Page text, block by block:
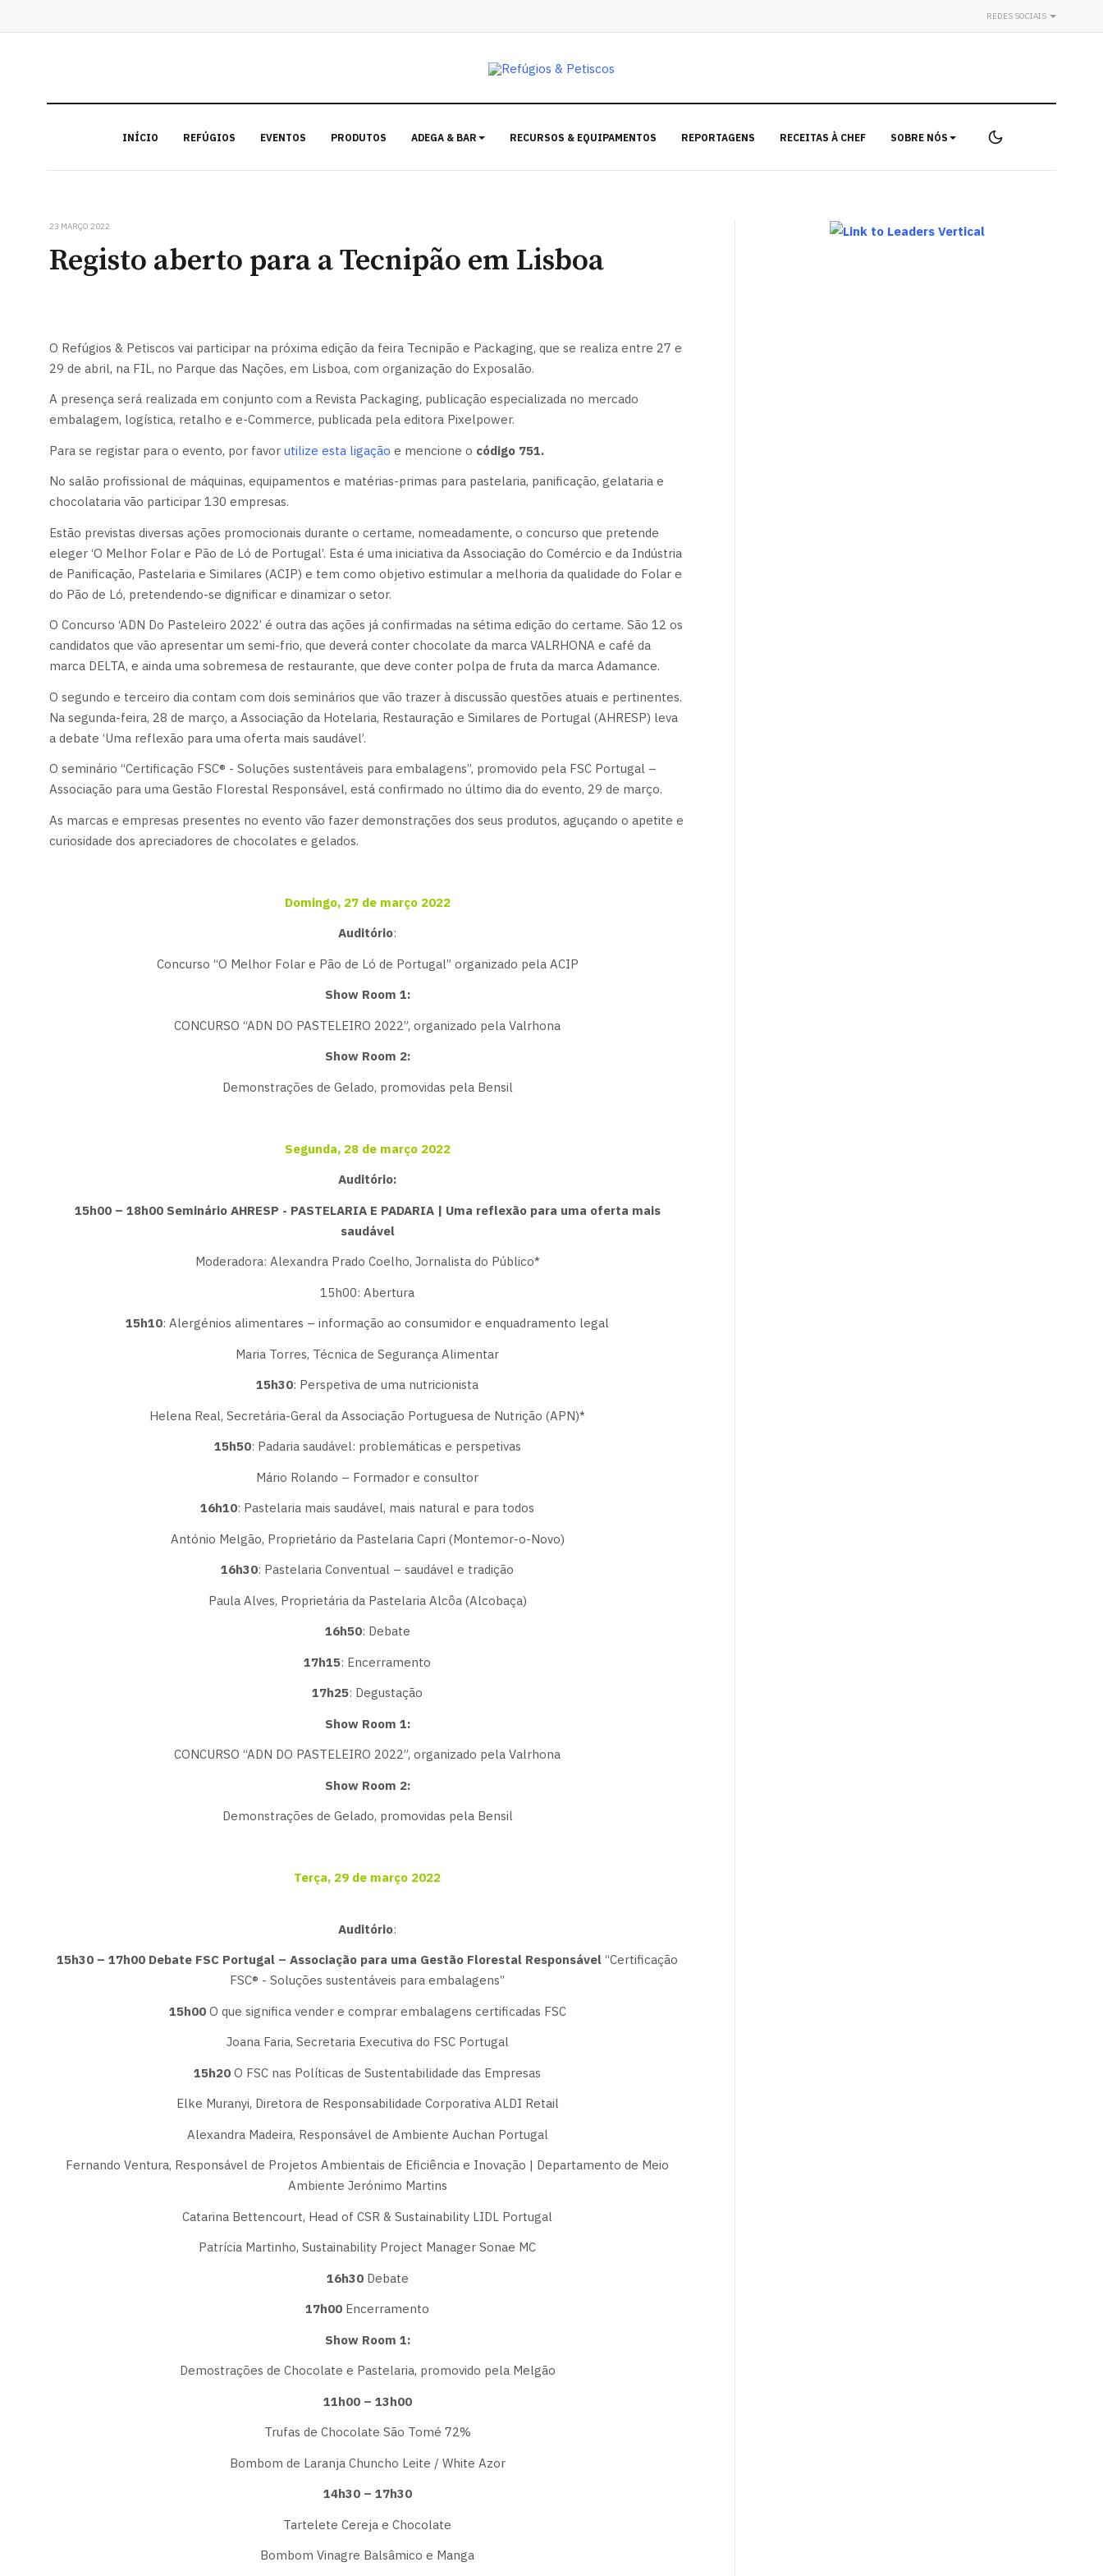
REDES SOCIAIS
INÍCIO REFÚGIOS EVENTOS PRODUTOS ADEGA & BAR RECURSOS & EQUIPAMENTOS REPORTAGENS RECEITAS À CHEF SOBRE NÓS
23 MARÇO 2022
Registo aberto para a Tecnipão em Lisboa
O Refúgios & Petiscos vai participar na próxima edição da feira Tecnipão e Packaging, que se realiza entre 27 e
29 de abril, na FIL, no Parque das Nações, em Lisboa, com organização do Exposalão.
A presença será realizada em conjunto com a Revista Packaging, publicação especializada no mercado
embalagem, logística, retalho e e-Commerce, publicada pela editora Pixelpower.
Para se registar para o evento, por favor utilize esta ligação e mencione o código 751.
No salão profissional de máquinas, equipamentos e matérias-primas para pastelaria, panificação, gelataria e
chocolataria vão participar 130 empresas.
Estão previstas diversas ações promocionais durante o certame, nomeadamente, o concurso que pretende
eleger ‘O Melhor Folar e Pão de Ló de Portugal’. Esta é uma iniciativa da Associação do Comércio e da Indústria
de Panificação, Pastelaria e Similares (ACIP) e tem como objetivo estimular a melhoria da qualidade do Folar e
do Pão de Ló, pretendendo-se dignificar e dinamizar o setor.
O Concurso ‘ADN Do Pasteleiro 2022’ é outra das ações já confirmadas na sétima edição do certame. São 12 os
candidatos que vão apresentar um semi-frio, que deverá conter chocolate da marca VALRHONA e café da
marca DELTA, e ainda uma sobremesa de restaurante, que deve conter polpa de fruta da marca Adamance.
O segundo e terceiro dia contam com dois seminários que vão trazer à discussão questões atuais e pertinentes.
Na segunda-feira, 28 de março, a Associação da Hotelaria, Restauração e Similares de Portugal (AHRESP) leva
a debate ‘Uma reflexão para uma oferta mais saudável’.
O seminário “Certificação FSC® - Soluções sustentáveis para embalagens”, promovido pela FSC Portugal –
Associação para uma Gestão Florestal Responsável, está confirmado no último dia do evento, 29 de março.
As marcas e empresas presentes no evento vão fazer demonstrações dos seus produtos, aguçando o apetite e
curiosidade dos apreciadores de chocolates e gelados.
Domingo, 27 de março 2022
Auditório:
Concurso “O Melhor Folar e Pão de Ló de Portugal” organizado pela ACIP
Show Room 1:
CONCURSO “ADN DO PASTELEIRO 2022”, organizado pela Valrhona
Show Room 2:
Demonstrações de Gelado, promovidas pela Bensil
Segunda, 28 de março 2022
Auditório:
15h00 – 18h00 Seminário AHRESP - PASTELARIA E PADARIA | Uma reflexão para uma oferta mais
saudável
Moderadora: Alexandra Prado Coelho, Jornalista do Público*
15h00: Abertura
15h10: Alergénios alimentares – informação ao consumidor e enquadramento legal
Maria Torres, Técnica de Segurança Alimentar
15h30: Perspetiva de uma nutricionista
Helena Real, Secretária-Geral da Associação Portuguesa de Nutrição (APN)*
15h50: Padaria saudável: problemáticas e perspetivas
Mário Rolando – Formador e consultor
16h10: Pastelaria mais saudável, mais natural e para todos
António Melgão, Proprietário da Pastelaria Capri (Montemor-o-Novo)
16h30: Pastelaria Conventual – saudável e tradição
Paula Alves, Proprietária da Pastelaria Alcôa (Alcobaça)
16h50: Debate
17h15: Encerramento
17h25: Degustação
Show Room 1:
CONCURSO “ADN DO PASTELEIRO 2022”, organizado pela Valrhona
Show Room 2:
Demonstrações de Gelado, promovidas pela Bensil
Terça, 29 de março 2022
Auditório:
15h30 – 17h00 Debate FSC Portugal – Associação para uma Gestão Florestal Responsável “Certificação
FSC® - Soluções sustentáveis para embalagens”
15h00O que significa vender e comprar embalagens certificadas FSC
Joana Faria, Secretaria Executiva do FSC Portugal
15h20 O FSC nas Políticas de Sustentabilidade das Empresas
Elke Muranyi, Diretora de Responsabilidade Corporativa ALDI Retail
Alexandra Madeira, Responsável de Ambiente Auchan Portugal
Fernando Ventura, Responsável de Projetos Ambientais de Eficiência e Inovação | Departamento de Meio
Ambiente Jerónimo Martins
Catarina Bettencourt, Head of CSR & Sustainability LIDL Portugal
Patrícia Martinho, Sustainability Project Manager Sonae MC
16h30Debate
17h00 Encerramento
Show Room 1:
Demostrações de Chocolate e Pastelaria, promovido pela Melgão
11h00 – 13h00
Trufas de Chocolate São Tomé 72%
Bombom de Laranja Chuncho Leite / White Azor
14h30 – 17h30
Tartelete Cereja e Chocolate
Bombom Vinagre Balsâmico e Manga